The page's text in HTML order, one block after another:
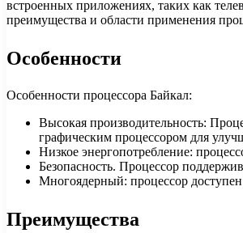
встроенных приложениях, таких как
преимущества и области применения
Особенности
Особенности процессора Байкал:
Высокая производительность:
графическим процессором для
Низкое энергопотребление:
Безопасность. Процессор
Многоядерный: процессор
Преимущества